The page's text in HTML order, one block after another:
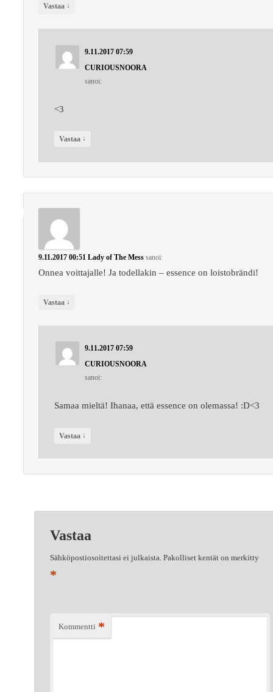
Vastaa ↓
9.11.2017 07:59
CURIOUSNOORA
sanoi:
<3
Vastaa ↓
9.11.2017 00:51 Lady of The Mess sanoi:
Onnea voittajalle! Ja todellakin – essence on loistobrändi!
Vastaa ↓
9.11.2017 07:59
CURIOUSNOORA
sanoi:
Samaa mieltä! Ihanaa, että essence on olemassa! :D<3
Vastaa ↓
Vastaa
Sähköpostiosoitettasi ei julkaista. Pakolliset kentät on merkitty
*
Kommentti *